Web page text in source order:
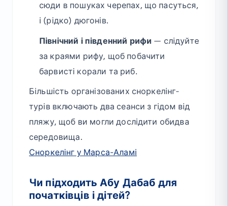
сюди в пошуках черепах, що пасуться,
і (рідко) дюгонів.
Північний і південний рифи — слідуйте
за краями рифу, щоб побачити
барвисті корали та риб.
Більшість організованих сноркелінг-
турів включають два сеанси з гідом від
пляжу, щоб ви могли дослідити обидва
середовища.
Сноркелінг у Марса-Аламі
Чи підходить Абу Дабаб для
початківців і дітей?